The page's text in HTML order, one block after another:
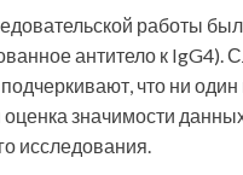
работы
антитело к IgG4).
что ни
оценка значимости
исследования.